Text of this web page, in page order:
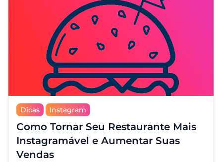
Dicas Instagram
Como Tornar Seu Restaurante Mais
Instagramável e Aumentar Suas
Vendas